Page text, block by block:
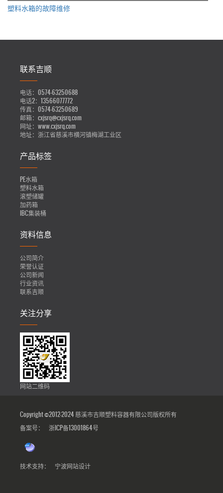
塑料水箱的故障维修
联系吉顺
电话： 0574-63250688
电话2： 13566077772
传真： 0574-63250689
邮箱： cxjsrq@cxjsrq.com
网址： www.cxjsrq.com
地址： 浙江省慈溪市横河镇梅湖工业区
产品标签
PE水箱
塑料水箱
滚塑储罐
加药箱
IBC集装桶
资料信息
公司简介
荣誉认证
公司新闻
行业资讯
联系吉顺
关注分享
网站二维码
Copyright ©2012-2024 慈溪市吉顺塑料容器有限公司版权所有
备案号：
浙ICP备13001864号
技术支持： 宁波网站设计